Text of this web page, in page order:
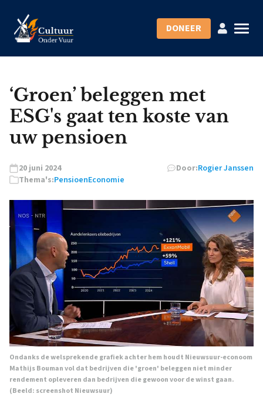
DONEER
‘Groen’ beleggen met
ESG's gaat ten koste van
uw pensioen
20 juni 2024 Door:Rogier Janssen
Thema's:PensioenEconomie
Ondanks de welsprekende grafiek achter hem houdt Nieuwsuur-econoom
Mathijs Bouman vol dat bedrijven die'groen' beleggen niet minder
rendement opleveren dan bedrijven die gewoon voor de winst gaan.
(Beeld: screenshot Nieuwsuur)